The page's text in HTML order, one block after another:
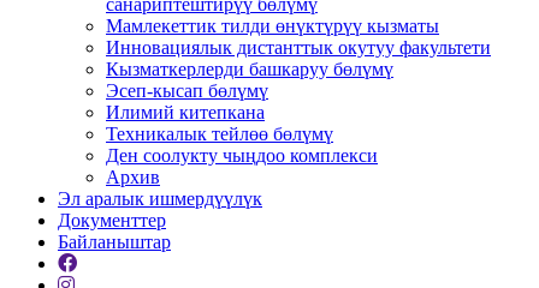
Мамлекеттик тилди өнүктүрүү кызматы
Инновациялык дистанттык окутуу факультети
Кызматкерлерди башкаруу бөлүмү
Эсеп-кысап бөлүмү
Илимий китепкана
Техникалык тейлөө бөлүмү
Ден соолукту чыңдоо комплекси
Архив
Эл аралык ишмердүүлүк
Документтер
Байланыштар